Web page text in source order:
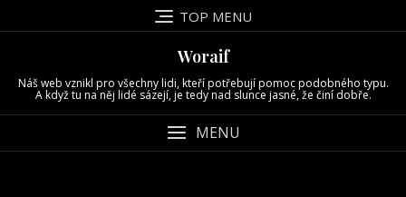
to
TOP MENU
Woraif
Náš web vznikl pro všechny lidi, kteří potřebují pomoc podobného typu.
A když tu na něj lidé sázejí, je tedy nad slunce jasné, že činí dobře.
MENU